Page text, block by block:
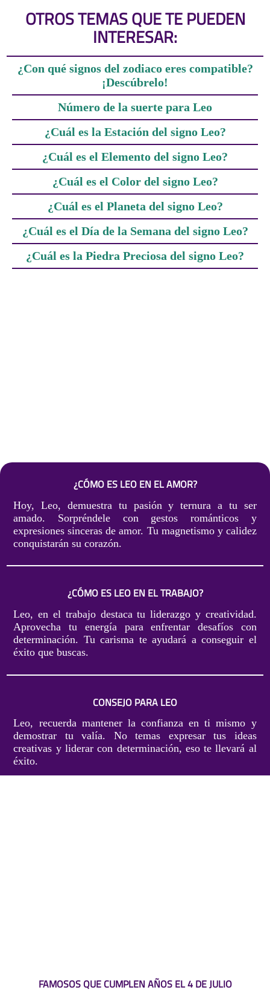
OTROS TEMAS QUE TE PUEDEN
INTERESAR:
¿Con qué signos del zodiaco eres compatible?
¡Descúbrelo!
Número de la suerte para Leo
¿Cuál es la Estación del signo Leo?
¿Cuál es el Elemento del signo Leo?
¿Cuál es el Color del signo Leo?
¿Cuál es el Planeta del signo Leo?
¿Cuál es el Día de la Semana del signo Leo?
¿Cuál es la Piedra Preciosa del signo Leo?
¿CÓMO ES LEO EN EL AMOR?
Hoy, Leo, demuestra tu pasión y ternura a tu ser
amado. Sorpréndele con gestos románticos y
expresiones sinceras de amor. Tu magnetismo y calidez
conquistarán su corazón.
¿CÓMO ES LEO EN EL TRABAJO?
Leo, en el trabajo destaca tu liderazgo y creatividad.
Aprovecha tu energía para enfrentar desafíos con
determinación. Tu carisma te ayudará a conseguir el
éxito que buscas.
CONSEJO PARA LEO
Leo, recuerda mantener la confianza en ti mismo y
demostrar tu valía. No temas expresar tus ideas
creativas y liderar con determinación, eso te llevará al
éxito.
FAMOSOS QUE CUMPLEN AÑOS EL 4 DE JULIO